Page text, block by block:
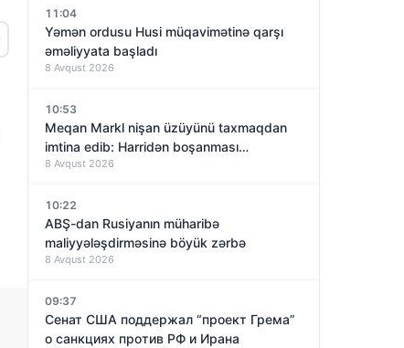
11:04
Yəmən ordusu Husi müqavimətinə qarşı
əməliyyata başladı
8 Avqust 2026
10:53
Meqan Markl nişan üzüyünü taxmaqdan
imtina edib: Harridən boşanması
yaxınlaşırmı?
8 Avqust 2026
10:22
ABŞ-dan Rusiyanın müharibə
maliyyələşdirməsinə böyük zərbə
8 Avqust 2026
09:37
Сенат США поддержал “проект Грема”
о санкциях против РФ и Ирана